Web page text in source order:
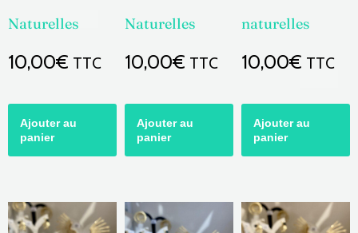
Naturelles
10,00€ TTC
Ajouter au
panier
Naturelles
10,00€ TTC
Ajouter au
panier
naturelles
10,00€ TTC
Ajouter au
panier